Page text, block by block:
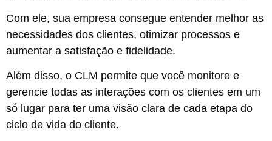
Com ele, sua empresa consegue entender melhor as
necessidades dos clientes, otimizar processos e
aumentar a satisfação e fidelidade.
Além disso, o CLM permite que você monitore e
gerencie todas as interações com os clientes em um
só lugar para ter uma visão clara de cada etapa do
ciclo de vida do cliente.